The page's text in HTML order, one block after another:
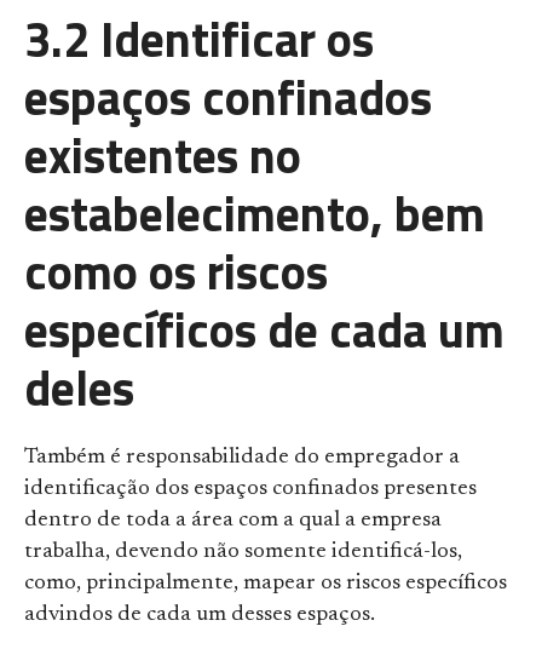
3.2 Identificar os
espaços confinados
existentes no
estabelecimento, bem
como os riscos
específicos de cada um
deles
Também é responsabilidade do empregador a
identificação dos espaços confinados presentes
dentro de toda a área com a qual a empresa
trabalha, devendo não somente identificá-los,
como, principalmente, mapear os riscos específicos
advindos de cada um desses espaços.